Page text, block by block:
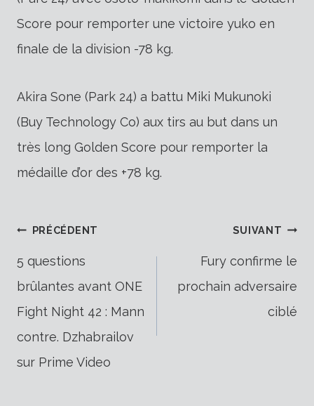
Score pour remporter une victoire yuko en
finale de la division -78 kg.
Akira Sone (Park 24) a battu Miki Mukunoki
(Buy Technology Co) aux tirs au but dans un
très long Golden Score pour remporter la
médaille d’or des +78 kg.
Navigation
de
l’article
PRÉCÉDENT
5 questions
brûlantes avant ONE
Fight Night 42 : Mann
contre. Dzhabrailov
sur Prime Video
SUIVANT
Fury confirme le
prochain adversaire
ciblé